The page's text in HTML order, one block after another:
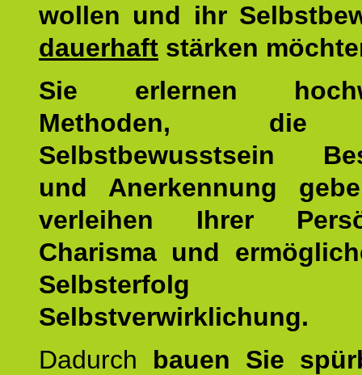
wollen und ihr
dauerhaft stärken
Sie erlernen
Methoden, die
Selbstbewusstsein
und Anerkennung
verleihen Ihrer
Charisma und
Selbstverwirklichung.
Dadurch bauen Sie